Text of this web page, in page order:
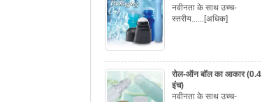
नवीनता के साथ उच्च-
स्तरीय......[अधिक]
रोल-ऑन बॉल का आकार (0.4
इंच)
नवीनता के साथ उच्च-